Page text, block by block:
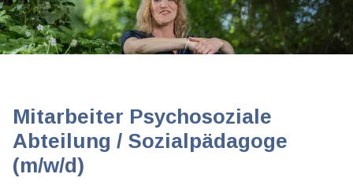
Mitarbeiter Psychosoziale
Abteilung / Sozialpädagoge
(m/w/d)